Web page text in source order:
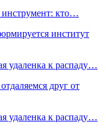
инструмент: кто…
институт
удаленка к распаду…
друг от
удаленка к распаду…